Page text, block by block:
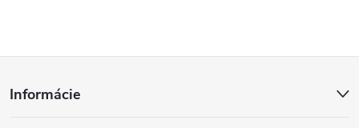
Informácie